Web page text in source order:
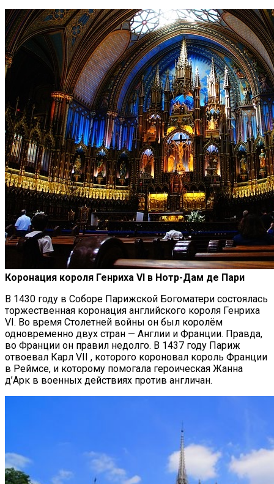
Коронация короля Генриха VI в Нотр-Дам де Пари
В 1430 году в Соборе Парижской Богоматери состоялась
торжественная коронация английского короля Генриха
VI. Во время Столетней войны он был королём
одновременно двух стран — Англии и Франции. Правда,
во Франции он правил недолго. В 1437 году Париж
отвоевал Карл VII , которого короновал король Франции
в Реймсе, и которому помогала героическая Жанна
д’Арк в военных действиях против англичан.